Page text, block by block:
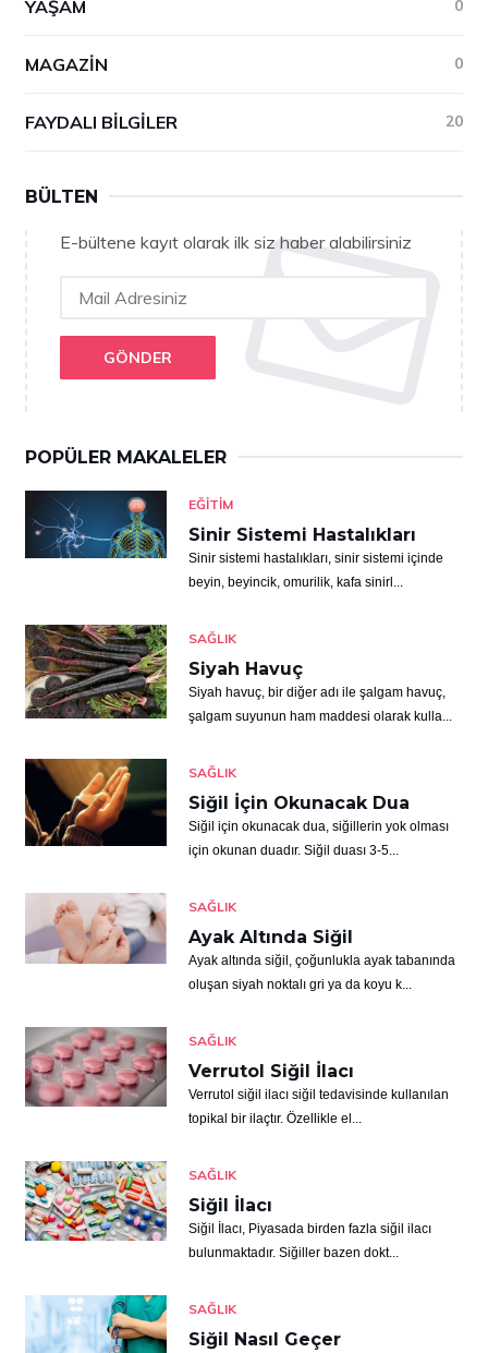
YAŞAM 0
MAGAZIN 0
FAYDALI BILGILER 20
BÜLTEN
E-bültene kayıt olarak ilk siz haber alabilirsiniz
GÖNDER
POPÜLER MAKALELER
EĞITIM
Sinir Sistemi Hastalıkları
Sinir sistemi hastalıkları, sinir sistemi içinde
beyin, beyincik, omurilik, kafa sinirl...
SAĞLIK
Siyah Havuç
Siyah havuç, bir diğer adı ile şalgam havuç,
şalgam suyunun ham maddesi olarak kulla...
SAĞLIK
Siğil İçin Okunacak Dua
Siğil için okunacak dua, siğillerin yok olması
için okunan duadır. Siğil duası 3-5...
SAĞLIK
Ayak Altında Siğil
Ayak altında siğil, çoğunlukla ayak tabanında
oluşan siyah noktalı gri ya da koyu k...
SAĞLIK
Verrutol Siğil İlacı
Verrutol siğil ilacı siğil tedavisinde kullanılan
topikal bir ilaçtır. Özellikle el...
SAĞLIK
Siğil İlacı
Siğil İlacı, Piyasada birden fazla siğil ilacı
bulunmaktadır. Siğiller bazen dokt...
SAĞLIK
Siğil Nasıl Geçer